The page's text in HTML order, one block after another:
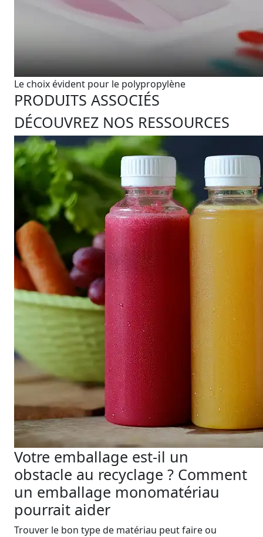
Le choix évident pour le polypropylène
PRODUITS ASSOCIÉS
DÉCOUVREZ NOS RESSOURCES
Votre emballage est-il un
obstacle au recyclage ? Comment
un emballage monomatériau
pourrait aider
Trouver le bon type de matériau peut faire ou